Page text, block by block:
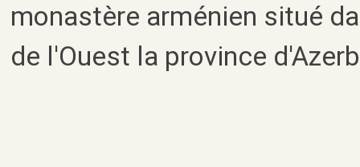
monastère arménien situé
de l'Ouest la province